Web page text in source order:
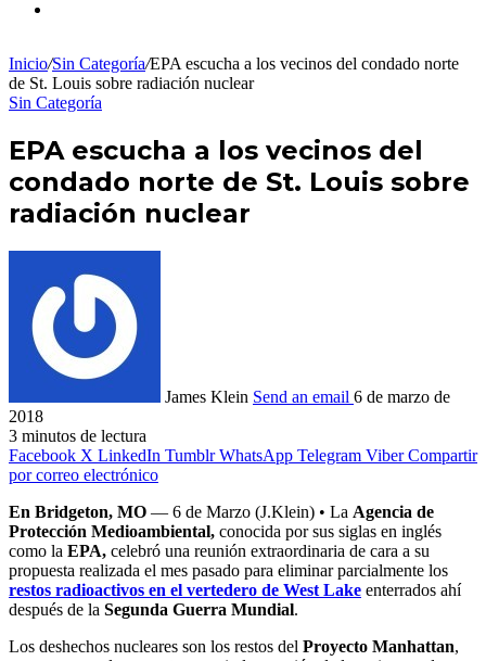
Inicio/Sin Categoría/EPA escucha a los vecinos del condado norte
de St. Louis sobre radiación nuclear
Sin Categoría
EPA escucha a los vecinos del
condado norte de St. Louis sobre
radiación nuclear
James Klein Send an email 6 de marzo de
2018
3 minutos de lectura
Facebook X LinkedIn Tumblr WhatsApp Telegram Viber Compartir
por correo electrónico
En Bridgeton, MO — 6 de Marzo (J.Klein) • La Agencia de
Protección Medioambiental, conocida por sus siglas en inglés
como la EPA, celebró una reunión extraordinaria de cara a su
propuesta realizada el mes pasado para eliminar parcialmente los
restos radioactivos en el vertedero de West Lake enterrados ahí
después de la Segunda Guerra Mundial.
Los deshechos nucleares son los restos del Proyecto Manhattan,